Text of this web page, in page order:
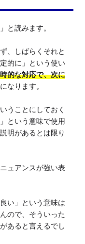
と読みます。
、しばらくそれと
的に」という使い
的な対応で、次に
なります。
うことにしておく
という意味で使用
明があるとは限り
ュアンスが強い表
い」という意味は
ので、そういった
あると言えるでし